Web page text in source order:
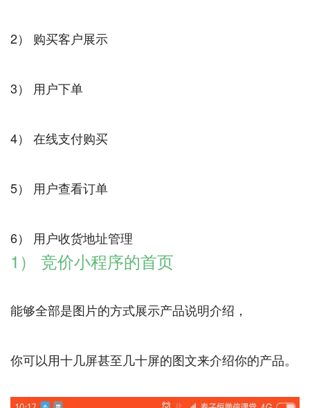
2） 购买客户展示
3） 用户下单
4） 在线支付购买
5） 用户查看订单
1） 竞价小程序的首页
能够全部是图片的方式展示产品说明介绍，
你可以用十几屏甚至几十屏的图文来介绍你的产品。